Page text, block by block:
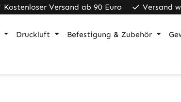
Kostenloser Versand ab 90 Euro Versand
Druckluft Befestigung & Zubehör